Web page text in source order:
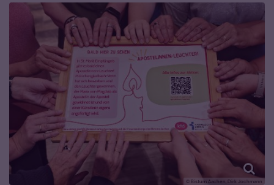
© Bistum Aachen, Dirk Jochmann